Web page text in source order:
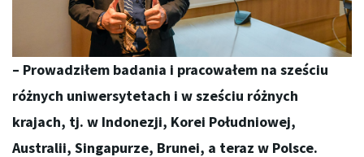
– Prowadziłem badania i pracowałem na sześciu
różnych uniwersytetach i w sześciu różnych
krajach, tj. w Indonezji, Korei Południowej,
Australii, Singapurze, Brunei, a teraz w Polsce.